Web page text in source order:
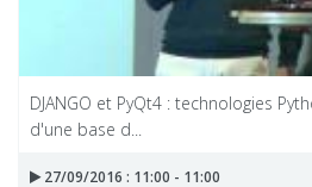
DJANGO et PyQt4 : technologies
d'une base d...
27/09/2016 : 11:00 - 11:00